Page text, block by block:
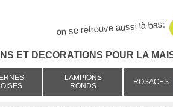
on se retrouve aussi là bas:
ET DECORATIONS POUR LA
LAMPIONS
RONDS
ROSACES